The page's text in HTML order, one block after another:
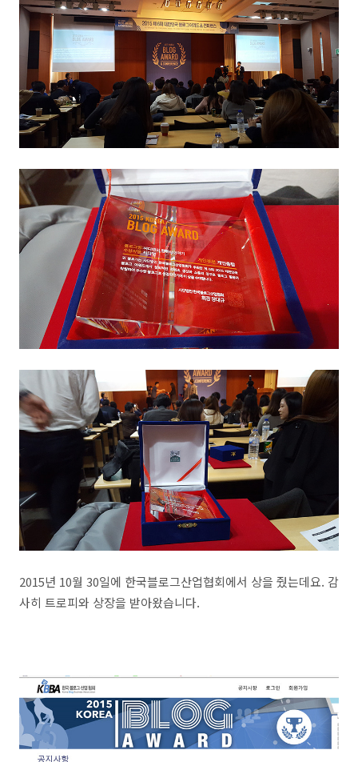
2015년 10월 30일에 한국블로그산업협회에서 상을 줬는데요. 감
사히 트로피와 상장을 받아왔습니다.